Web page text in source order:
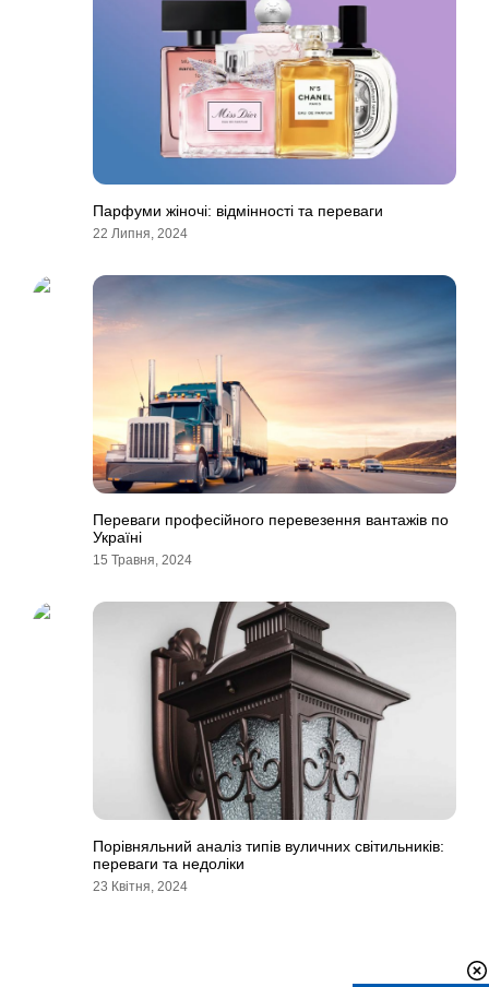
Парфуми жiночi: відмінності та переваги
22 Липня, 2024
Переваги професійного перевезення вантажів по
Україні
15 Травня, 2024
Порівняльний аналіз типів вуличних світильників:
переваги та недоліки
23 Квітня, 2024